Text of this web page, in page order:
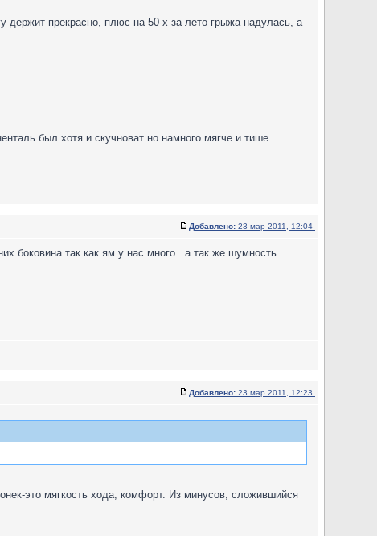
держит прекрасно, плюс на 50-х за лето грыжа надулась, а
был хотя и скучноват но намного мягче и тише.
Добавлено: 23 мар 2011, 12:04
боковина так как ям у нас много...а так же шумность
Добавлено: 23 мар 2011, 12:23
это мягкость хода, комфорт. Из минусов, сложившийся